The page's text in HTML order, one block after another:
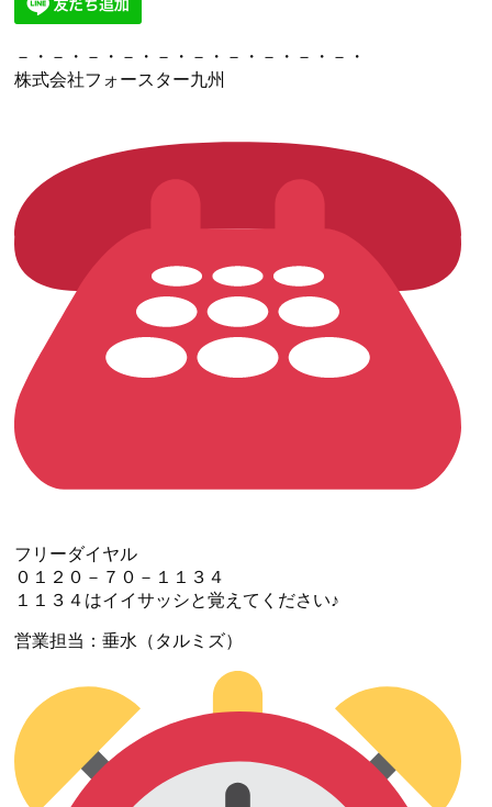
－・－・－・－・－・－・－・－・－・－・
株式会社フォースター九州
フリーダイヤル
０１２０－７０－１１３４
１１３４はイイサッシと覚えてください♪
営業担当：垂水（タルミズ）